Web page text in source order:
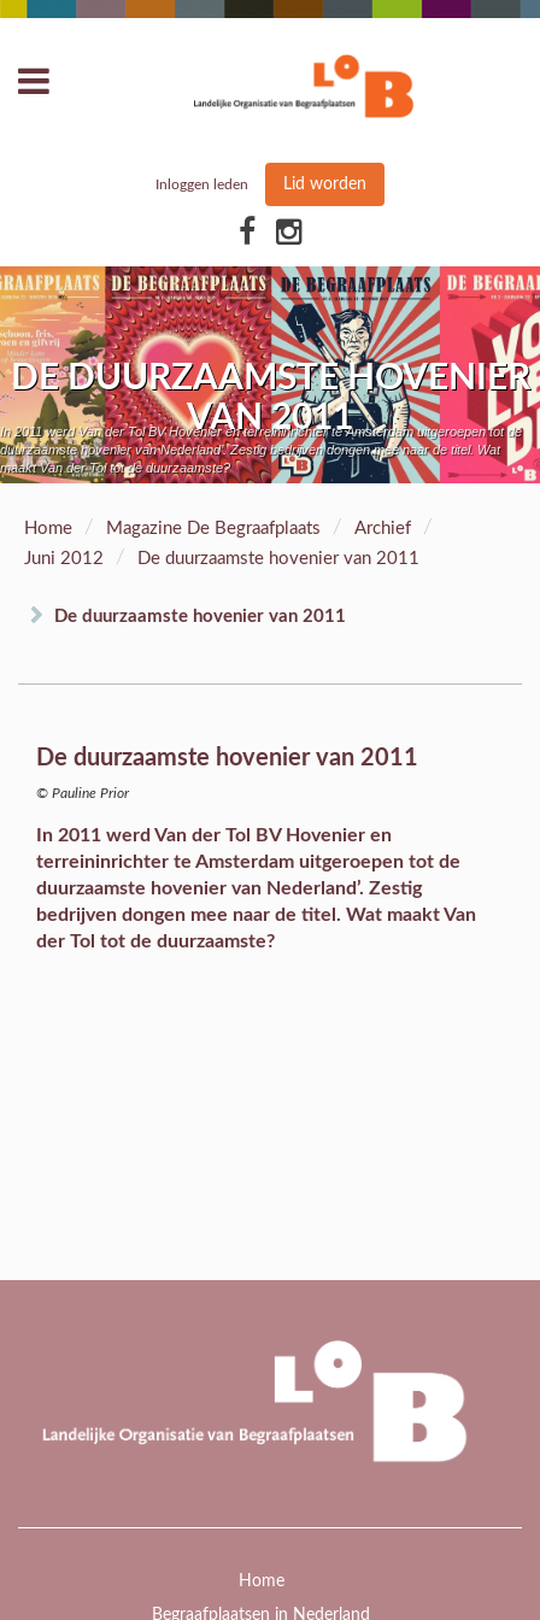
Inloggen leden Lid worden
DE DUURZAAMSTE HOVENIER
VAN 2011
In 2011 werd Van der Tol BV Hovenier en terreininrichter te Amsterdam uitgeroepen tot de
duurzaamste hovenier van Nederland’. Zestig bedrijven dongen mee naar de titel. Wat
maakt Van der Tol tot de duurzaamste?
Home / Magazine De Begraafplaats / Archief /
Juni 2012 / De duurzaamste hovenier van 2011
De duurzaamste hovenier van 2011
De duurzaamste hovenier van 2011
© Pauline Prior
In 2011 werd Van der Tol BV Hovenier en
terreininrichter te Amsterdam uitgeroepen tot de
duurzaamste hovenier van Nederland’. Zestig
bedrijven dongen mee naar de titel. Wat maakt Van
der Tol tot de duurzaamste?
Home
Begraafplaatsen in Nederland